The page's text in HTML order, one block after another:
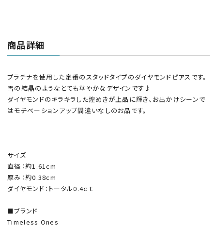
商品詳細
プラチナを使用した定番のスタッドタイプのダイヤモンドピアスです。
雪の結晶のようなとても華やかなデザインです♪
ダイヤモンドのキラキラした煌めきが上品に輝き、お出かけシーンで
はモチベーションアップ間違いなしのお品です。
サイズ
直径：約1.61cm
厚み：約0.38cm
ダイヤモンド：トータル0.4ｃｔ
■ブランド
Timeless Ones